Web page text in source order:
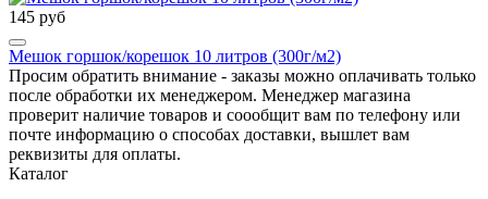
145 руб
Мешок горшок/корешок 10 литров (300г/м2)
Просим обратить внимание - заказы можно оплачивать только
после обработки их менеджером. Менеджер магазина
проверит наличие товаров и соообщит вам по телефону или
почте информацию о способах доставки, вышлет вам
реквизиты для оплаты.
Каталог